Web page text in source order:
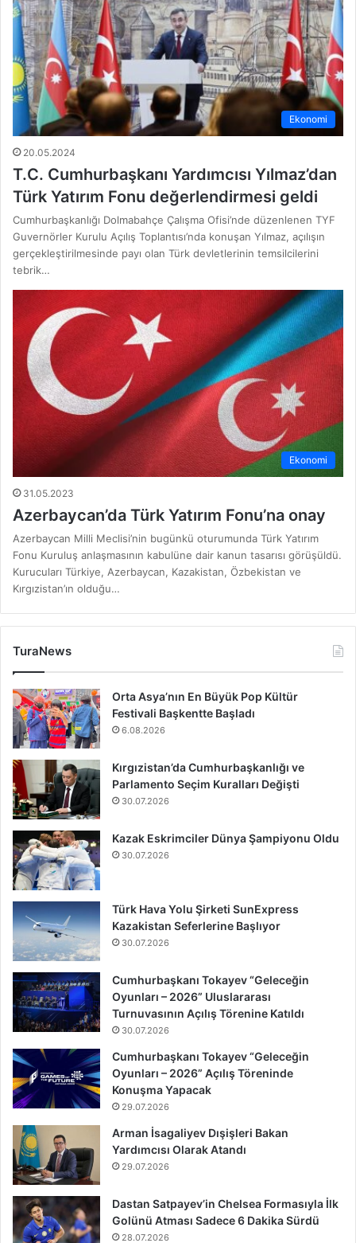
Ekonomi
20.05.2024
T.C. Cumhurbaşkanı Yardımcısı Yılmaz’dan
Türk Yatırım Fonu değerlendirmesi geldi
Cumhurbaşkanlığı Dolmabahçe Çalışma Ofisi’nde düzenlenen TYF
Guvernörler Kurulu Açılış Toplantısı’nda konuşan Yılmaz, açılışın
gerçekleştirilmesinde payı olan Türk devletlerinin temsilcilerini
tebrik…
Ekonomi
31.05.2023
Azerbaycan’da Türk Yatırım Fonu’na onay
Azerbaycan Milli Meclisi’nin bugünkü oturumunda Türk Yatırım
Fonu Kuruluş anlaşmasının kabulüne dair kanun tasarısı görüşüldü.
Kurucuları Türkiye, Azerbaycan, Kazakistan, Özbekistan ve
Kırgızistan’ın olduğu…
TuraNews
Orta Asya’nın En Büyük Pop Kültür
Festivali Başkentte Başladı
6.08.2026
Kırgızistan’da Cumhurbaşkanlığı ve
Parlamento Seçim Kuralları Değişti
30.07.2026
Kazak Eskrimciler Dünya Şampiyonu Oldu
30.07.2026
Türk Hava Yolu Şirketi SunExpress
Kazakistan Seferlerine Başlıyor
30.07.2026
Cumhurbaşkanı Tokayev “Geleceğin
Oyunları – 2026” Uluslararası
Turnuvasının Açılış Törenine Katıldı
30.07.2026
Cumhurbaşkanı Tokayev “Geleceğin
Oyunları – 2026” Açılış Töreninde
Konuşma Yapacak
29.07.2026
Arman İsagaliyev Dışişleri Bakan
Yardımcısı Olarak Atandı
29.07.2026
Dastan Satpayev’in Chelsea Formasıyla İlk
Golünü Atması Sadece 6 Dakika Sürdü
28.07.2026